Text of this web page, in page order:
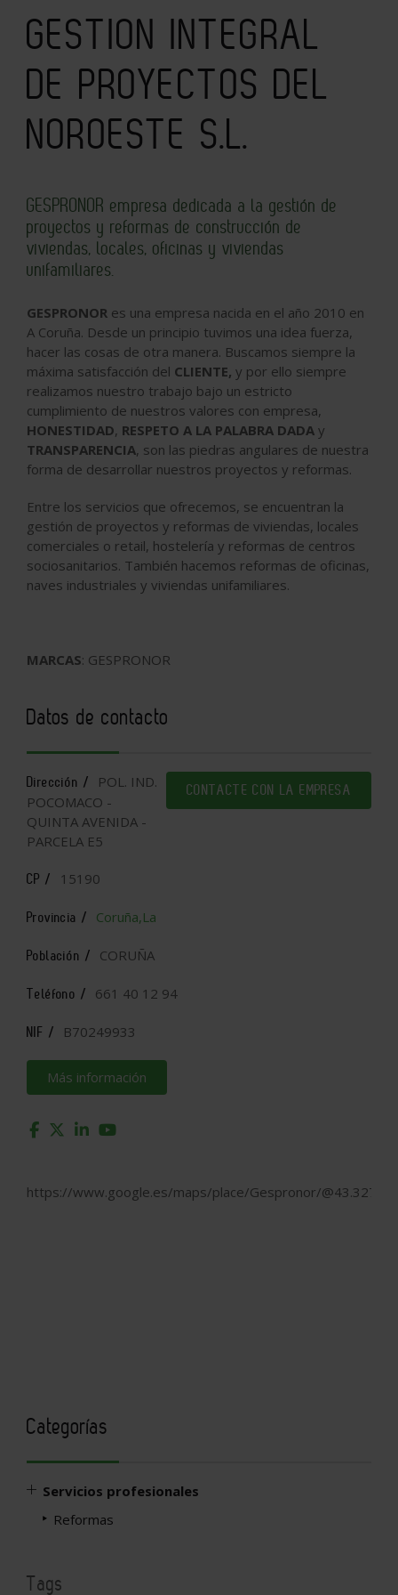
GESTION INTEGRAL
DE PROYECTOS DEL
NOROESTE S.L.
GESPRONOR empresa dedicada a la gestión de
proyectos y reformas de construcción de
viviendas, locales, oficinas y viviendas
unifamiliares.
GESPRONOR es una empresa nacida en el año 2010 en
A Coruña. Desde un principio tuvimos una idea fuerza,
hacer las cosas de otra manera. Buscamos siempre la
máxima satisfacción del CLIENTE, y por ello siempre
realizamos nuestro trabajo bajo un estricto
cumplimiento de nuestros valores con empresa,
HONESTIDAD, RESPETO A LA PALABRA DADA y
TRANSPARENCIA, son las piedras angulares de nuestra
forma de desarrollar nuestros proyectos y reformas.
Entre los servicios que ofrecemos, se encuentran la
gestión de proyectos y reformas de viviendas, locales
comerciales o retail, hostelería y reformas de centros
sociosanitarios. También hacemos reformas de oficinas,
naves industriales y viviendas unifamiliares.
MARCAS: GESPRONOR
Datos de contacto
CONTACTE CON LA EMPRESA
Dirección /
POL. IND.
POCOMACO -
QUINTA AVENIDA -
PARCELA E5
CP / 15190
Provincia / Coruña,La
Población / CORUÑA
Teléfono / 661 40 12 94
NIF / B70249933
Más información
https://www.google.es/maps/place/Gespronor/
Categorías
Servicios profesionales
Reformas
Tags